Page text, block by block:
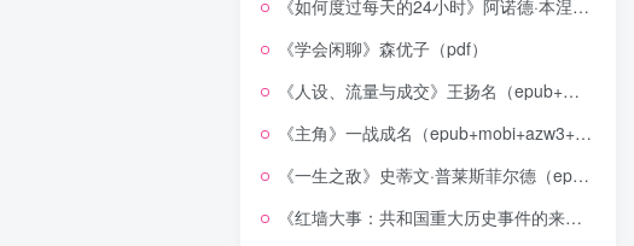
《如何度过每天的24小时》阿诺德·本涅特（epub+mobi+azw3+pdf）
《学会闲聊》森优子（pdf）
《人设、流量与成交》王扬名（epub+mobi+azw3+pdf）
《主角》一战成名（epub+mobi+azw3+pdf）
《一生之敌》史蒂文·普莱斯菲尔德（epub+mobi+azw3+pdf）
《红墙大事：共和国重大历史事件的来龙去脉》（全二册）（pdf）